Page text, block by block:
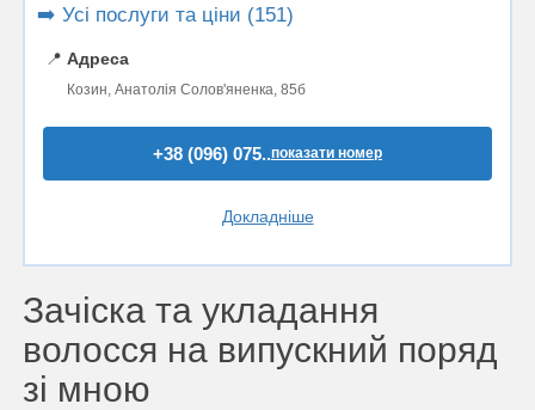
➡️ Усі послуги та ціни (151)
📍 Адреса
Козин, Анатолія Солов'яненка, 85б
+38 (096) 075..показати номер
Докладніше
Зачіска та укладання
волосся на випускний поряд
зі мною